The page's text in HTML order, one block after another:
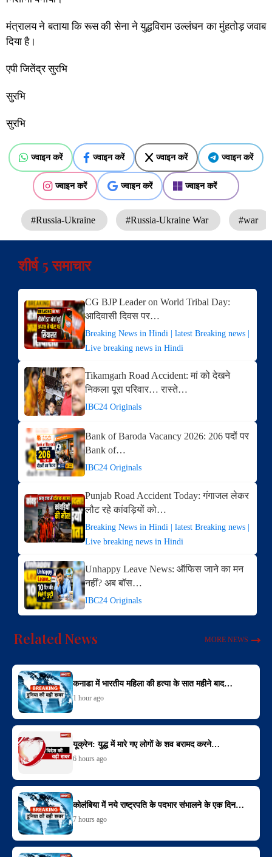
मंत्रालय ने बताया कि रूस की सेना ने युद्धविराम उल्लंघन का मुंहतोड़ जवाब
दिया है।
एपी जितेंद्र सुरभि
सुरभि
सुरभि
ज्वाइन करें ज्वाइन करें ज्वाइन करें ज्वाइन करें
ज्वाइन करें ज्वाइन करें ज्वाइन करें
#Russia-Ukraine #Russia-Ukraine War #war
शीर्ष 5 समाचार
CG BJP Leader on World Tribal Day:
आदिवासी दिवस पर…
Breaking News in Hindi | latest Breaking news |
Live breaking news in Hindi
Tikamgarh Road Accident: मां को देखने
निकला पूरा परिवार… रास्ते…
IBC24 Originals
Bank of Baroda Vacancy 2026: 206 पदों पर
Bank of…
IBC24 Originals
Punjab Road Accident Today: गंगाजल लेकर
लौट रहे कांवड़ियों को…
Breaking News in Hindi | latest Breaking news |
Live breaking news in Hindi
Unhappy Leave News: ऑफिस जाने का मन
नहीं? अब बॉस…
IBC24 Originals
Related News MORE NEWS
कनाडा में भारतीय महिला की हत्या के सात महीने बाद…
1 hour ago
यूक्रेन: युद्ध में मारे गए लोगों के शव बरामद करने…
6 hours ago
कोलंबिया में नये राष्ट्रपति के पदभार संभालने के एक दिन…
7 hours ago